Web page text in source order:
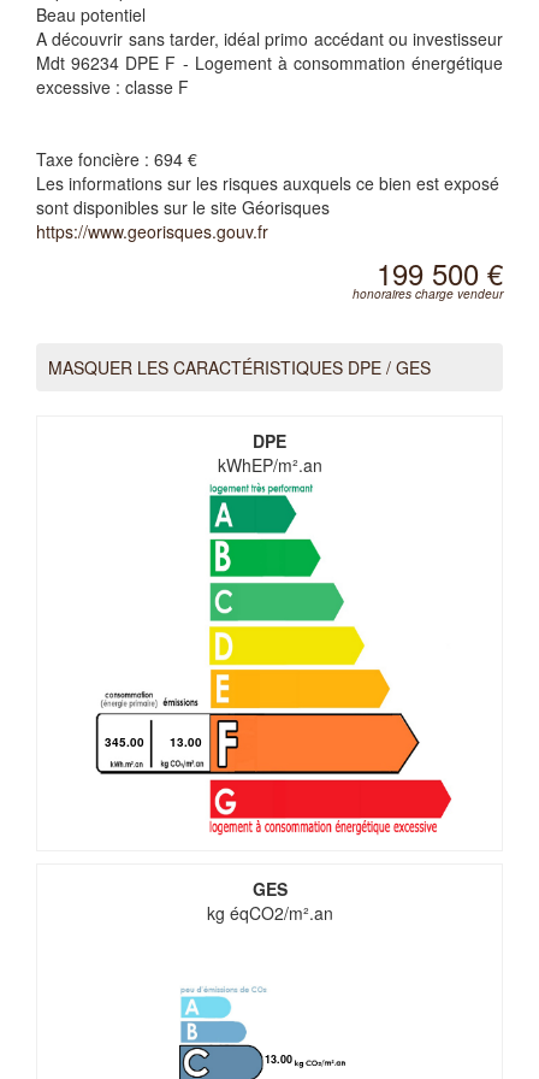
Beau potentiel
A découvrir sans tarder, idéal primo accédant ou investisseur
Mdt 96234 DPE F - Logement à consommation énergétique
excessive : classe F
Taxe foncière : 694 €
Les informations sur les risques auxquels ce bien est exposé
sont disponibles sur le site Géorisques
https://www.georisques.gouv.fr
199 500 €
honoraires charge vendeur
MASQUER LES CARACTÉRISTIQUES DPE / GES
DPE
kWhEP/m².an
345.00 13.00
GES
kg éqCO2/m².an
13.00